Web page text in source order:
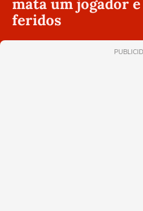
mata um jogador
feridos